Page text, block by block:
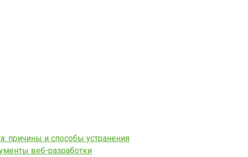
причины и способы устранения
веб-разработки